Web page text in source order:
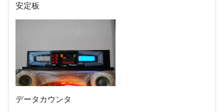
安定板
データカウンタ